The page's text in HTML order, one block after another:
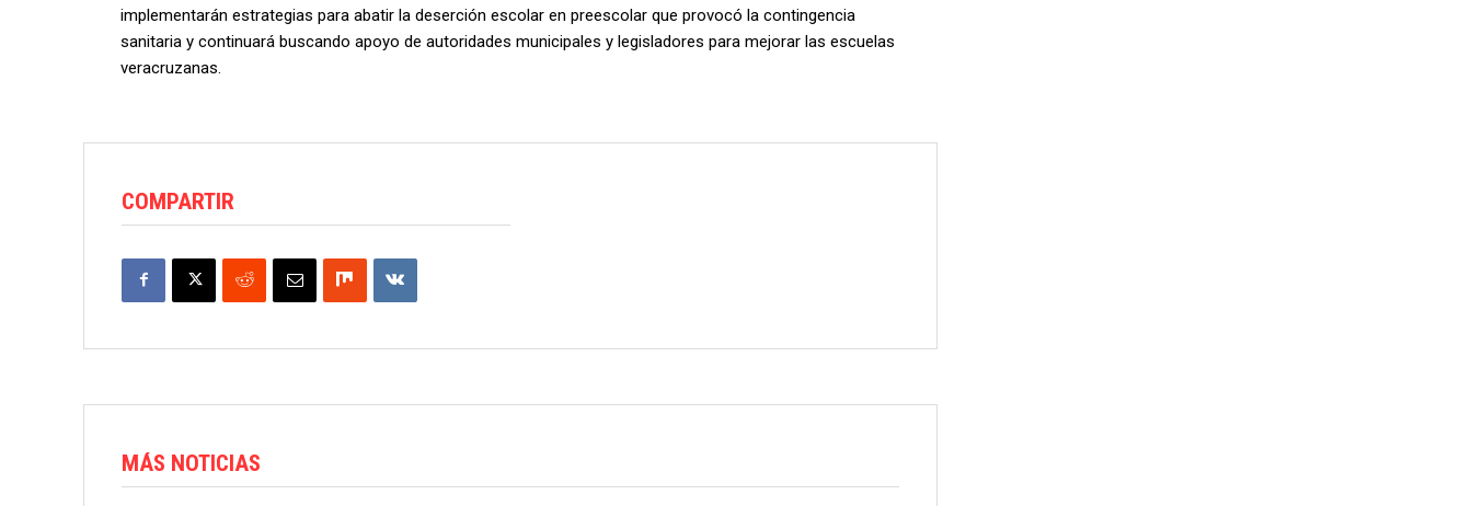
implementarán estrategias para abatir la deserción escolar en preescolar que provocó la contingencia
sanitaria y continuará buscando apoyo de autoridades municipales y legisladores para mejorar las escuelas
veracruzanas.
COMPARTIR
MÁS NOTICIAS